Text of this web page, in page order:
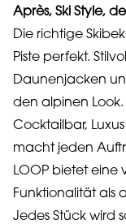
Après, Ski Style,
Die richtige
Piste perfekt.
Daunenjacken
den alpinen Look.
Cocktailbar,
macht jeden
LOOP bietet eine
Funktionalität als
Jedes Stück wird